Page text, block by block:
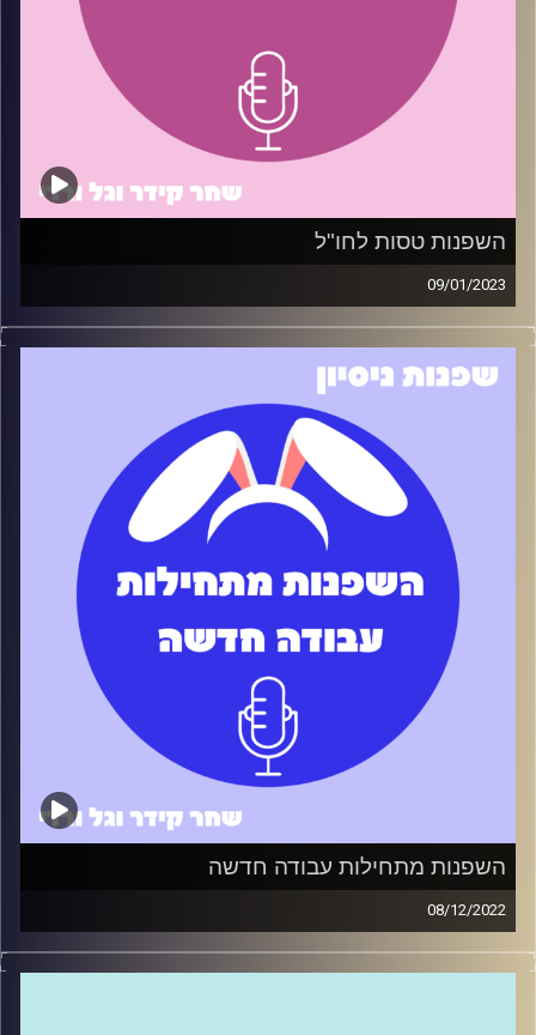
קרדיט תמונות:
השפנות טסות לחו"ל
09/01/2023
ידעתם שבשנת 2022 נרשמו 8.4 מיליון יציאות לחו"ל מישראל?
השפנות מבינות מה אתם צריכים, ולכן עשינו פרק בו חשפנו
את הטיפים שיעזרו לכם (חלקם יותר וחלקם פחות) לסגור
טיסה לחו"ל בצורה חכמה ומשתלמת
תודה מיוחדת לדרור בורנשטיין שנתן את הטיפים לפרק זה.
קרדיט תמונות:
שחר קידר וגל ורדי
השפנות מתחילות עבודה חדשה
08/12/2022
השפנות התחילו עבודה אבל איך ממשיכים מכאן? מה הדרך
הכי טובה להתחבר עם קולגות? איך עונים על הציפיות של